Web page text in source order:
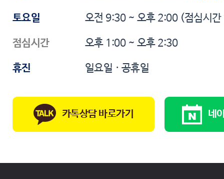
토요일 오전 9:30 ~ 오후 2:00 (점심시간
점심시간 오후 1:00 ~ 오후 2:30
휴진 일요일 · 공휴일
카톡상담 바로가기 네